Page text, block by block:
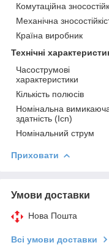
Комутаційна
Механічна
Країна виробник
Технічні
Часострумові
характеристики
Кількість полюсів
Номінальна
здатність (Icn)
Номінальний струм
Приховати
Умови доставки
Нова Пошта
Всі умови доставки